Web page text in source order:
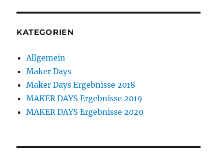
KATEGORIEN
Allgemein
Maker Days
Maker Days Ergebnisse 2018
MAKER DAYS Ergebnisse 2019
MAKER DAYS Ergebnisse 2020